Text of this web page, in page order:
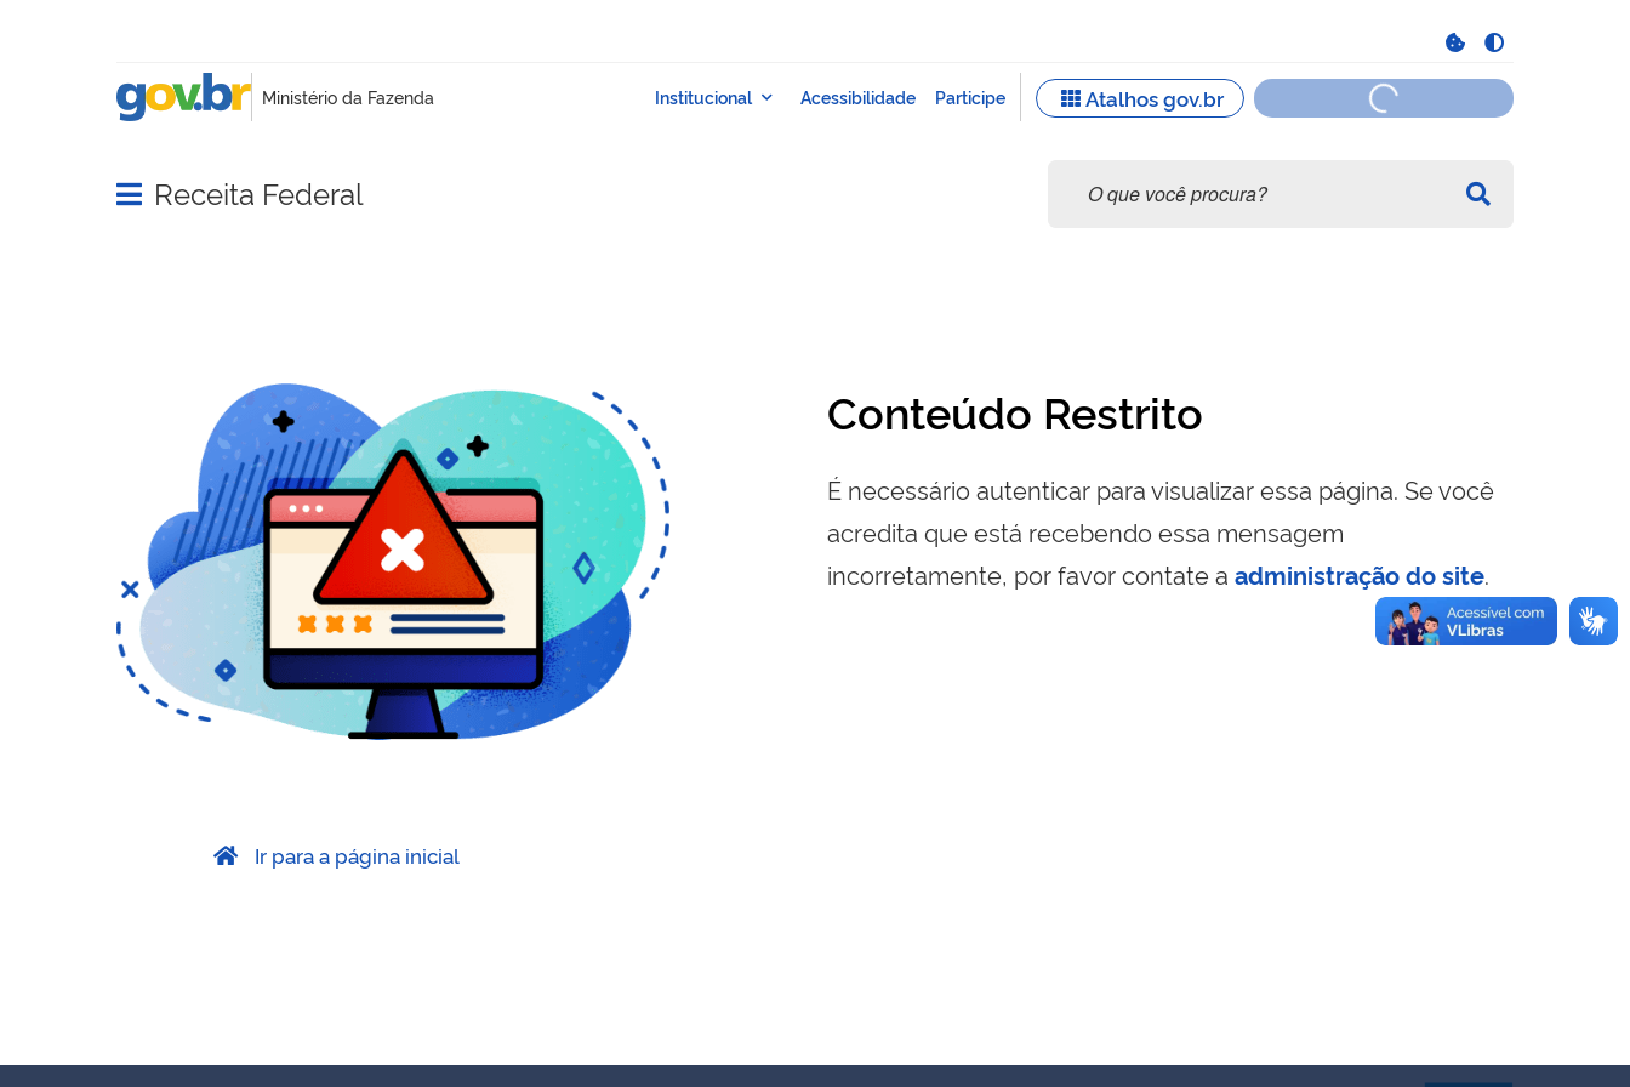
Abrir menu principal de navegação
Receita Federal
Conteúdo Restrito
É necessário autenticar para visualizar essa página. Se você
acredita que está recebendo essa mensagem
incorretamente, por favor contate a administração do site.
Ir para a página inicial